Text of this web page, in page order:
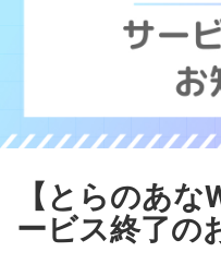
【とらのあ
ービス終了の